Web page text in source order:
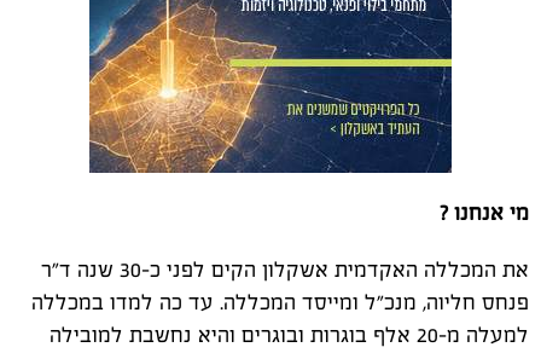
מי אנחנו ?
את המכללה האקדמית אשקלון הקים לפני כ-30 שנה ד"ר
פנחס חליוה, מנכ"ל ומייסד המכללה. עד כה למדו במכללה
למעלה מ-20 אלף בוגרות ובוגרים והיא נחשבת למובילה